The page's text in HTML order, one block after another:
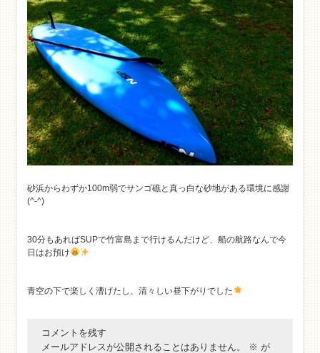
砂浜からわずか100m弱でサンゴ礁と真っ白な砂地がある環境に感謝
(^-^)
30分もあればSUPで竹富島まで行けるんだけど、船の航路なんで今
日はお預け
青空の下で楽しく漕げたし、清々しい昼下がりでした
コメントを残す
メールアドレスが公開されることはありません。
※ が